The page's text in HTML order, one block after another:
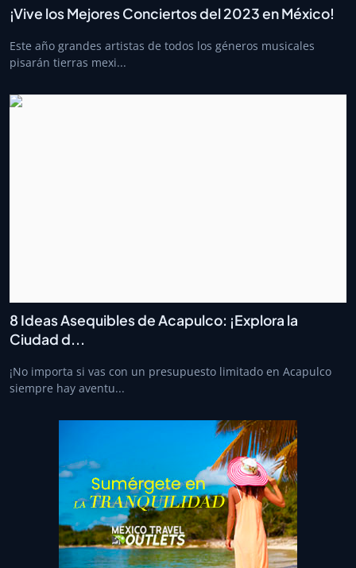
¡Vive los Mejores Conciertos del 2023 en México!
Este año grandes artistas de todos los géneros musicales
pisarán tierras mexi...
8 Ideas Asequibles de Acapulco: ¡Explora la
Ciudad d...
¡No importa si vas con un presupuesto limitado en Acapulco
siempre hay aventu...